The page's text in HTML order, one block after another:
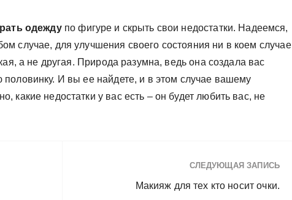
одеждупо фигуре и скрыть свои недостатки. Надеемся,
случае, для улучшения своего состояния ни в коем случае
а не другая. Природа разумна, ведь она создала вас
И вы ее найдете, и в этом случае вашему
какие недостатки у вас есть – он будет любить вас, не
СЛЕДУЮЩАЯ ЗАПИСЬ
Макияж для тех кто носит очки.